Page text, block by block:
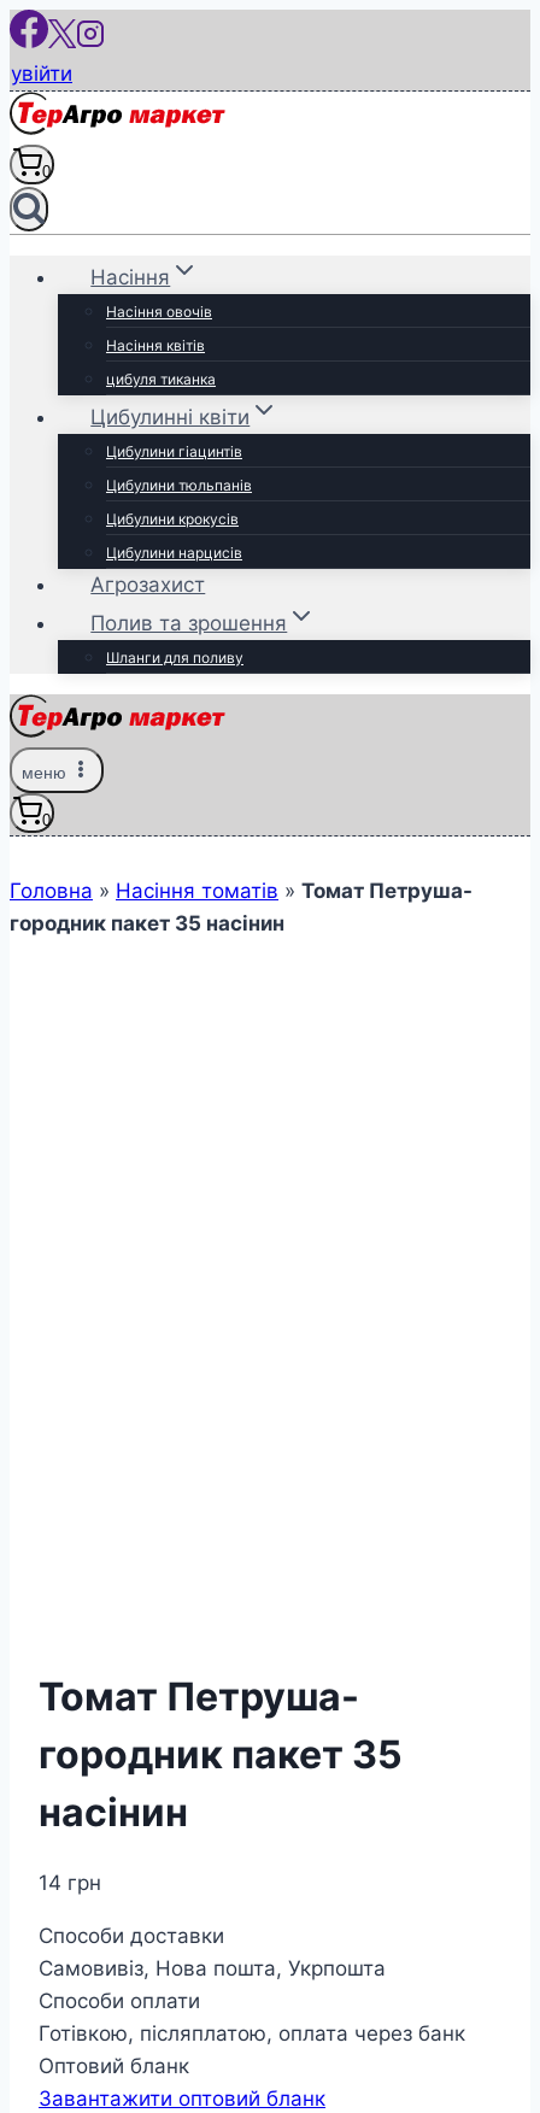
Перейти
вмісту
увійти
0
Насіння
Насіння овочів
Насіння квітів
цибуля тиканка
Цибулинні квіти
Цибулини гіацинтів
Цибулини тюльпанів
Цибулини крокусів
Цибулини нарцисів
Агрозахист
Полив та зрошення
Шланги для поливу
меню
0
Головна » Насіння томатів » Томат Петруша-
городник пакет 35 насінин
Томат Петруша-
городник пакет 35
насінин
14 грн
Способи доставки
Самовивіз, Нова пошта, Укрпошта
Способи оплати
Готівкою, післяплатою, оплата через банк
Оптовий бланк
Завантажити оптовий бланк